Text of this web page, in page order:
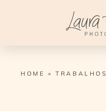
HOME »TRABALHOS